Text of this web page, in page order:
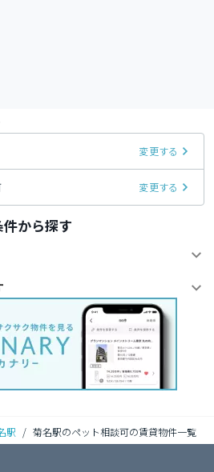
変更する
変更する
から探す
駅 / 菊名駅のペット相談可の賃貸物件一覧